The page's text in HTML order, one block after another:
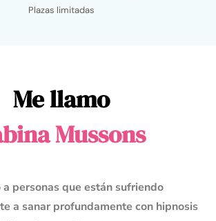
Plazas limitadas
Me llamo
Mussons
a personas que están sufriendo
a sanar profundamente con hipnosis